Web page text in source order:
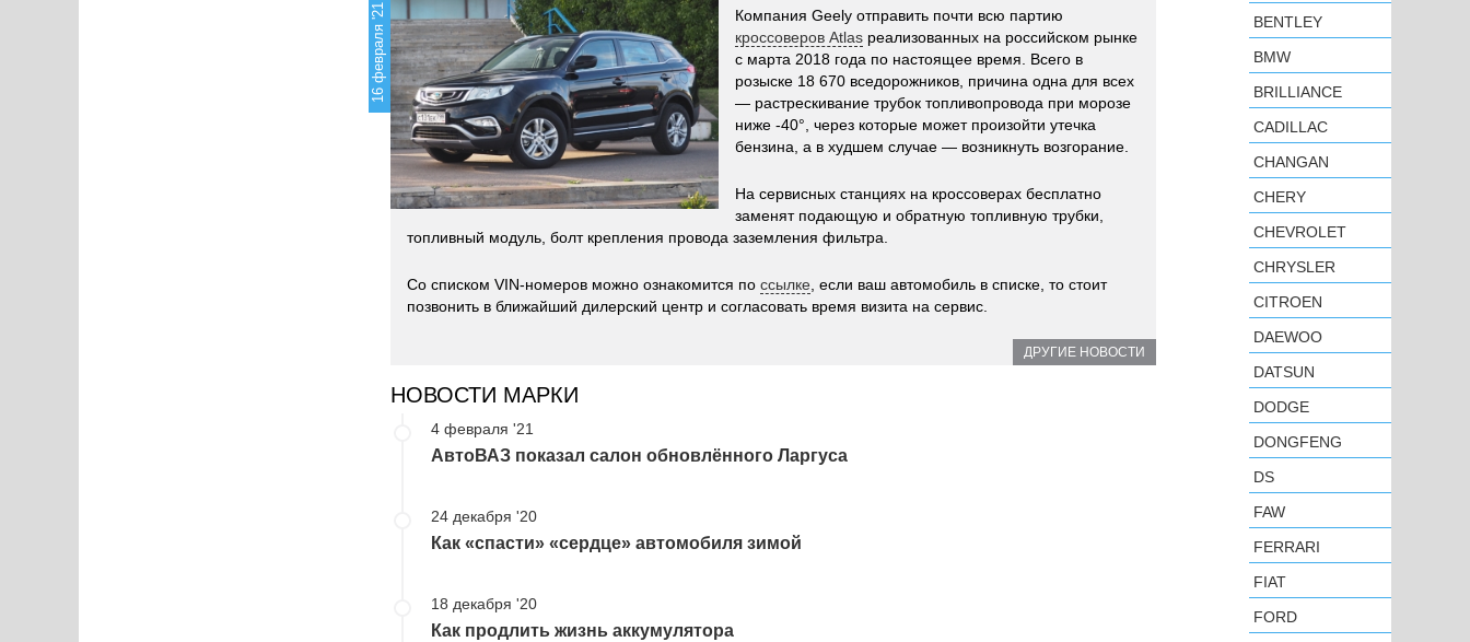
16 февраля '21
Компания Geely отправить почти всю партию
кроссоверов Atlas реализованных на российском рынке
с марта 2018 года по настоящее время. Всего в
розыске 18 670 вседорожников, причина одна для всех
— растрескивание трубок топливопровода при морозе
ниже -40°, через которые может произойти утечка
бензина, а в худшем случае — возникнуть возгорание.
На сервисных станциях на кроссоверах бесплатно
заменят подающую и обратную топливную трубки,
топливный модуль, болт крепления провода заземления фильтра.
Со списком VIN-номеров можно ознакомится по ссылке , если ваш автомобиль в списке, то стоит
позвонить в ближайший дилерский центр и согласовать время визита на сервис.
ДРУГИЕ НОВОСТИ
НОВОСТИ МАРКИ
4 февраля '21
АвтоВАЗ показал салон обновлённого Ларгуса
24 декабря '20
Как «спасти» «сердце» автомобиля зимой
18 декабря '20
Как продлить жизнь аккумулятора
BENTLEY
BMW
BRILLIANCE
CADILLAC
CHANGAN
CHERY
CHEVROLET
CHRYSLER
CITROEN
DAEWOO
DATSUN
DODGE
DONGFENG
DS
FAW
FERRARI
FIAT
FORD